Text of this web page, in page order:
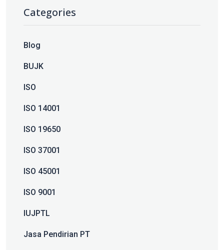
Categories
Blog
BUJK
ISO
ISO 14001
ISO 19650
ISO 37001
ISO 45001
ISO 9001
IUJPTL
Jasa Pendirian PT